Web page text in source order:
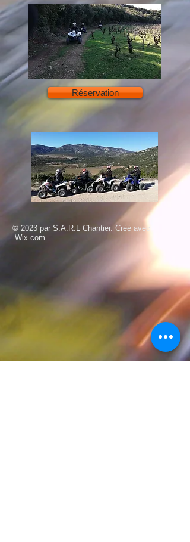
Réservation
© 2023 par S.A.R.L Chantier. Créé avec
Wix.com